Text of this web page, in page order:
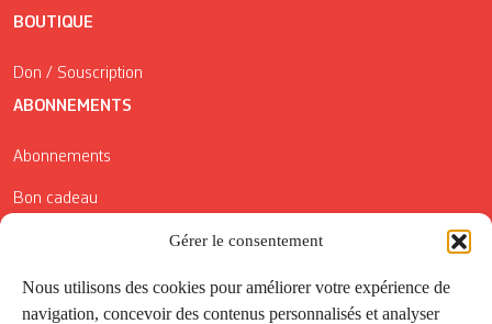
Gérer le consentement
Nous utilisons des cookies pour améliorer votre expérience de
navigation, concevoir des contenus personnalisés et analyser
BOUTIQUE
Don / Souscription
ABONNEMENTS
Abonnements
Bon cadeau
Conditions générales de vente
Réductions de la Carte Côté Courrier